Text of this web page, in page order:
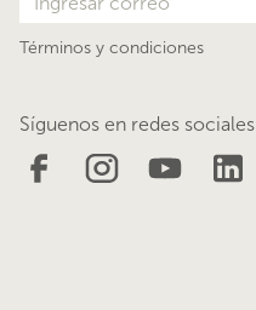
Términos y condiciones
Síguenos en redes sociales